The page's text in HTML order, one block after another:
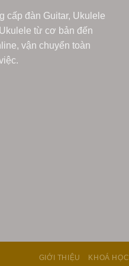
cấp đàn Guitar, Ukulele
từ cơ bản đến
vận chuyển toàn
GIỚI THIỆU KHOÁ HỌC